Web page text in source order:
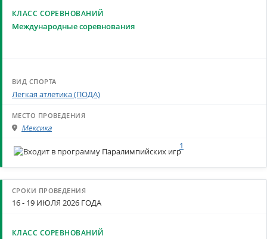
Международные соревнования
Легкая атлетика (ПОДА)
Мексика
1
16 - 19 ИЮЛЯ 2026 ГОДА